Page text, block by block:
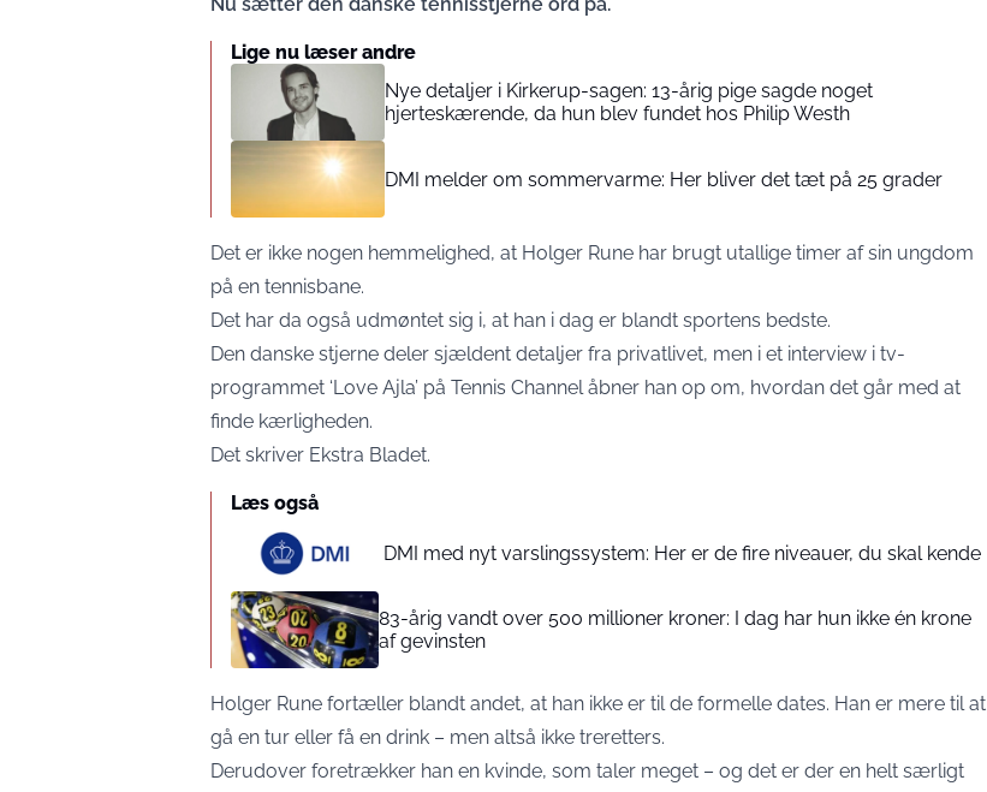
Lige nu læser andre
Nye detaljer i Kirkerup-sagen: 13-årig pige sagde noget
hjerteskærende, da hun blev fundet hos Philip Westh
DMI melder om sommervarme: Her bliver det tæt på 25 grader
Det er ikke nogen hemmelighed, at Holger Rune har brugt utallige timer af sin ungdom
på en tennisbane.
Det har da også udmøntet sig i, at han i dag er blandt sportens bedste.
Den danske stjerne deler sjældent detaljer fra privatlivet, men i et interview i tv-
programmet ‘Love Ajla’ på Tennis Channel åbner han op om, hvordan det går med at
finde kærligheden.
Det skriver Ekstra Bladet.
Læs også
DMI med nyt varslingssystem: Her er de fire niveauer, du skal kende
83-årig vandt over 500 millioner kroner: I dag har hun ikke én krone
af gevinsten
Holger Rune fortæller blandt andet, at han ikke er til de formelle dates. Han er mere til at
gå en tur eller få en drink – men altså ikke treretters.
Derudover foretrækker han en kvinde, som taler meget – og det er der en helt særligt